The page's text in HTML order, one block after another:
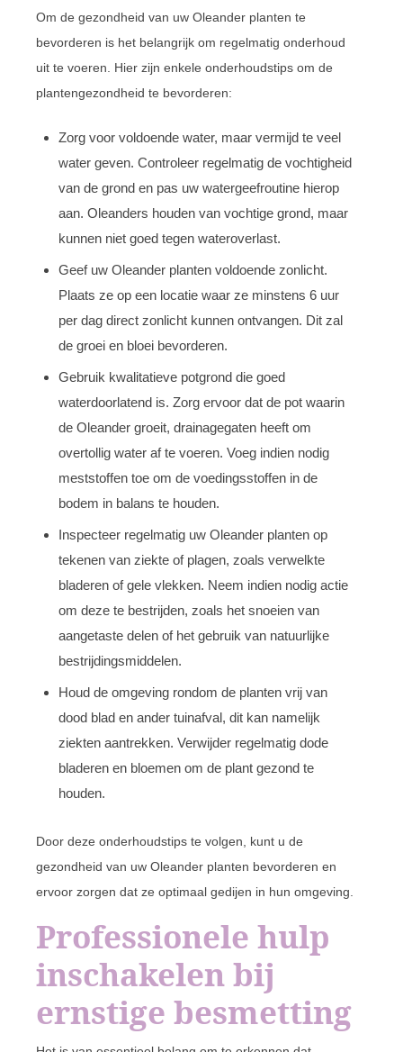
Om de gezondheid van uw Oleander planten te
bevorderen is het belangrijk om regelmatig onderhoud
uit te voeren. Hier zijn enkele onderhoudstips om de
plantengezondheid te bevorderen:
Zorg voor voldoende water, maar vermijd te veel
water geven. Controleer regelmatig de vochtigheid
van de grond en pas uw watergeefroutine hierop
aan. Oleanders houden van vochtige grond, maar
kunnen niet goed tegen wateroverlast.
Geef uw Oleander planten voldoende zonlicht.
Plaats ze op een locatie waar ze minstens 6 uur
per dag direct zonlicht kunnen ontvangen. Dit zal
de groei en bloei bevorderen.
Gebruik kwalitatieve potgrond die goed
waterdoorlatend is. Zorg ervoor dat de pot waarin
de Oleander groeit, drainagegaten heeft om
overtollig water af te voeren. Voeg indien nodig
meststoffen toe om de voedingsstoffen in de
bodem in balans te houden.
Inspecteer regelmatig uw Oleander planten op
tekenen van ziekte of plagen, zoals verwelkte
bladeren of gele vlekken. Neem indien nodig actie
om deze te bestrijden, zoals het snoeien van
aangetaste delen of het gebruik van natuurlijke
bestrijdingsmiddelen.
Houd de omgeving rondom de planten vrij van
dood blad en ander tuinafval, dit kan namelijk
ziekten aantrekken. Verwijder regelmatig dode
bladeren en bloemen om de plant gezond te
houden.
Door deze onderhoudstips te volgen, kunt u de
gezondheid van uw Oleander planten bevorderen en
ervoor zorgen dat ze optimaal gedijen in hun omgeving.
Professionele hulp
inschakelen bij
ernstige besmetting